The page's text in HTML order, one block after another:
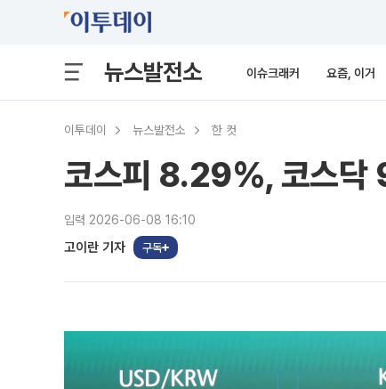
뉴스발전소 이슈크래커 요즘, 이거
이투데이 뉴스발전소 한 컷
코스피 8.29%, 코스닥
입력 2026-06-08 16:10
고이란 기자 구독